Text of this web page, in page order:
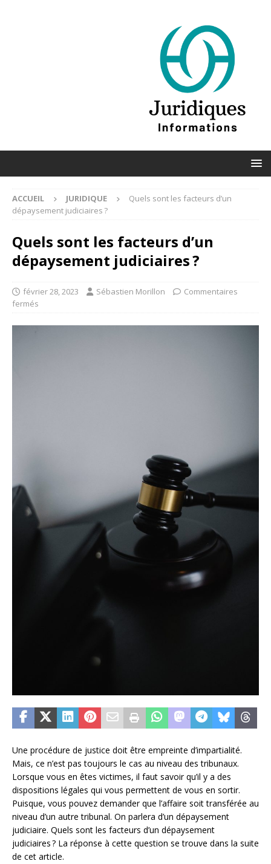
ACCUEIL JURIDIQUE
Quels sont les facteurs d’un
dépaysement judiciaires ?
Quels sont les facteurs d’un
dépaysement judiciaires ?
février 28, 2023 Sébastien Morillon
Commentaires
fermés
Une procédure de justice doit être empreinte d’impartialité.
Mais, ce n’est pas toujours le cas au niveau des tribunaux.
Lorsque vous en êtes victimes, il faut savoir qu’il y a des
dispositions légales qui vous permettent de vous en sortir.
Puisque, vous pouvez demander que l’affaire soit transférée au
niveau d’un autre tribunal. On parlera d’un dépaysement
judiciaire. Quels sont les facteurs d’un dépaysement
judiciaires ? La réponse à cette question se trouve dans la suite
de cet article.